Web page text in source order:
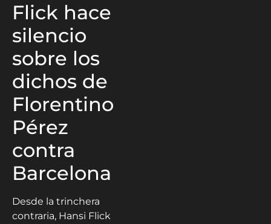
Flick hace
silencio
sobre los
dichos de
Florentino
Pérez
contra
Barcelona
Desde la trinchera
contraria, Hansi Flick